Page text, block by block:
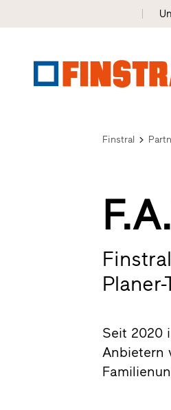
Finstral
Seit 2020
Anbietern